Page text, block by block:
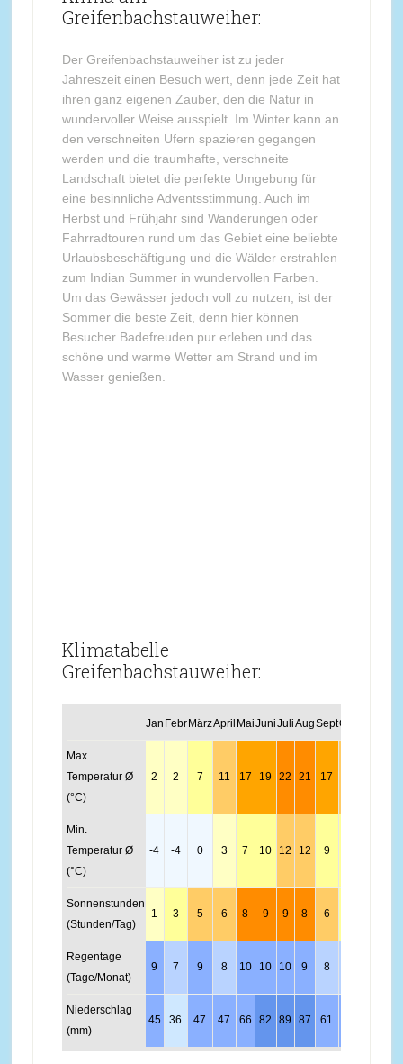
Greifenbachstauweiher:
Der Greifenbachstauweiher ist zu jeder
Jahreszeit einen Besuch wert, denn jede Zeit hat
ihren ganz eigenen Zauber, den die Natur in
wundervoller Weise ausspielt. Im Winter kann an
den verschneiten Ufern spazieren gegangen
werden und die traumhafte, verschneite
Landschaft bietet die perfekte Umgebung für
eine besinnliche Adventsstimmung. Auch im
Herbst und Frühjahr sind Wanderungen oder
Fahrradtouren rund um das Gebiet eine beliebte
Urlaubsbeschäftigung und die Wälder erstrahlen
zum Indian Summer in wundervollen Farben.
Um das Gewässer jedoch voll zu nutzen, ist der
Sommer die beste Zeit, denn hier können
Besucher Badefreuden pur erleben und das
schöne und warme Wetter am Strand und im
Wasser genießen.
Klimatabelle
Greifenbachstauweiher:
Jan Febr MärzApril MaiJuniJuliAugSeptOkt
Max.
Temperatur Ø
(°C)
2 2 7 11 17 19 22 21 17
Min.
Temperatur Ø
(°C)
-4 -4 0 3 7 10 12 12 9
Sonnenstunden
(Stunden/Tag)
1 3 5 6 8 9 9 8 6
Regentage
(Tage/Monat)
9 7 9 8 10 10 10 9 8
Niederschlag
(mm)
45 36 47 47 66 82 89 87 61